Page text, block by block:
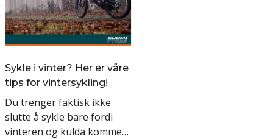
Sykle i vinter? Her er våre
tips for vintersykling!
Du trenger faktisk ikke
slutte å sykle bare fordi
vinteren og kulda kommer,